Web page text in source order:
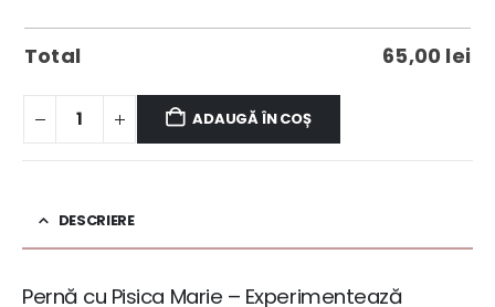
Total 65,00 lei
ADAUGĂ ÎN COȘ
DESCRIERE
Pernă cu Pisica Marie – Experimentează